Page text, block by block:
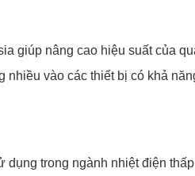
giúp nâng cao hiệu suất của
vào các thiết bị có khả
trong ngành nhiệt điện